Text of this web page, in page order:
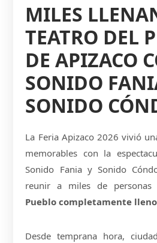
MILES
TEATRO DEL
DE APIZACO
SONIDO
SONIDO
La Feria Apizaco 2026 vivió
memorables con la
Sonido Fania y Sonido
reunir a miles de personas
Pueblo completamente
Desde temprana hora,